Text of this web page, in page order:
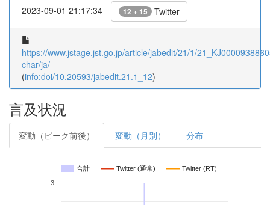
2023-09-01 21:17:34 12 + 15 Twitter
https://www.jstage.jst.go.jp/article/jabedit/21/1/
char/ja/
(info:doi/10.20593/jabedit.21.1_12)
言及状況
変動（ピーク前後） 変動（月別） 分布
合計 Twitter (通常) Twitter (RT)
3